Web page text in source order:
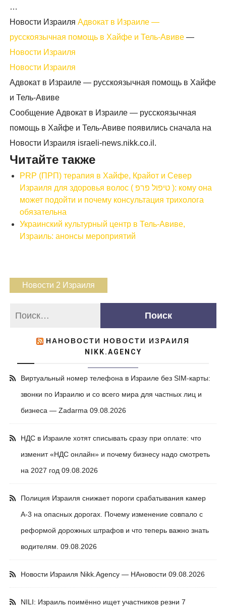
…
Новости ИзраиляАдвокат в Израиле —
русскоязычная помощь в Хайфе и Тель-Авиве—
Новости Израиля
Новости Израиля
Адвокат в Израиле — русскоязычная помощь в Хайфе
и Тель-Авиве
Сообщение Адвокат в Израиле — русскоязычная
помощь в Хайфе и Тель-Авиве появились сначала на
Новости Израиля israeli-news.nikk.co.il.
Читайте также
PRP (ПРП) терапия в Хайфе, Крайот и Север
Израиля для здоровья волос ( טיפול פרפ ): кому она
может подойти и почему консультация трихолога
обязательна
Украинский культурный центр в Тель-Авиве,
Израиль: анонсы мероприятий
Новости 2 Израиля
НАНОВОСТИ НОВОСТИ ИЗРАИЛЯ
NIKK.AGENCY
Виртуальный номер телефона в Израиле без SIM-карты:
звонки по Израилю и со всего мира для частных лиц и
бизнеса — Zadarma 09.08.2026
НДС в Израиле хотят списывать сразу при оплате: что
изменит «НДС онлайн» и почему бизнесу надо смотреть
на 2027 год 09.08.2026
Полиция Израиля снижает пороги срабатывания камер
А-3 на опасных дорогах. Почему изменение совпало с
реформой дорожных штрафов и что теперь важно знать
водителям. 09.08.2026
Новости Израиля Nikk.Agency — НАновости 09.08.2026
NILI: Израиль поимённо ищет участников резни 7